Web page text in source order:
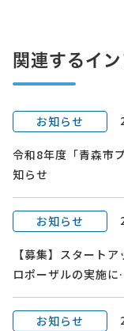
関連するイ
お知らせ
令和8年度「青森市
知らせ
お知らせ
【募集】スタート
ロポーザルの実施
お知らせ